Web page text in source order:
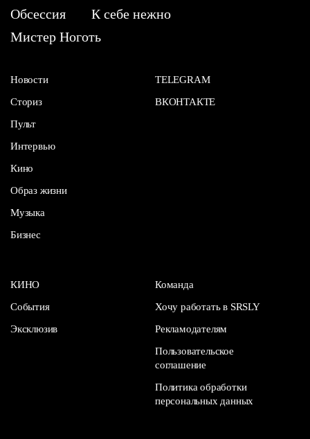
Обсессия
К себе нежно
Мистер Ноготь
Новости
Сториз
Пульт
Интервью
Кино
Образ жизни
Музыка
Бизнес
TELEGRAM
ВКОНТАКТЕ
КИНО
События
Эксклюзив
Команда
Хочу работать в SRSLY
Рекламодателям
Пользовательское
соглашение
Политика обработки
персональных данных